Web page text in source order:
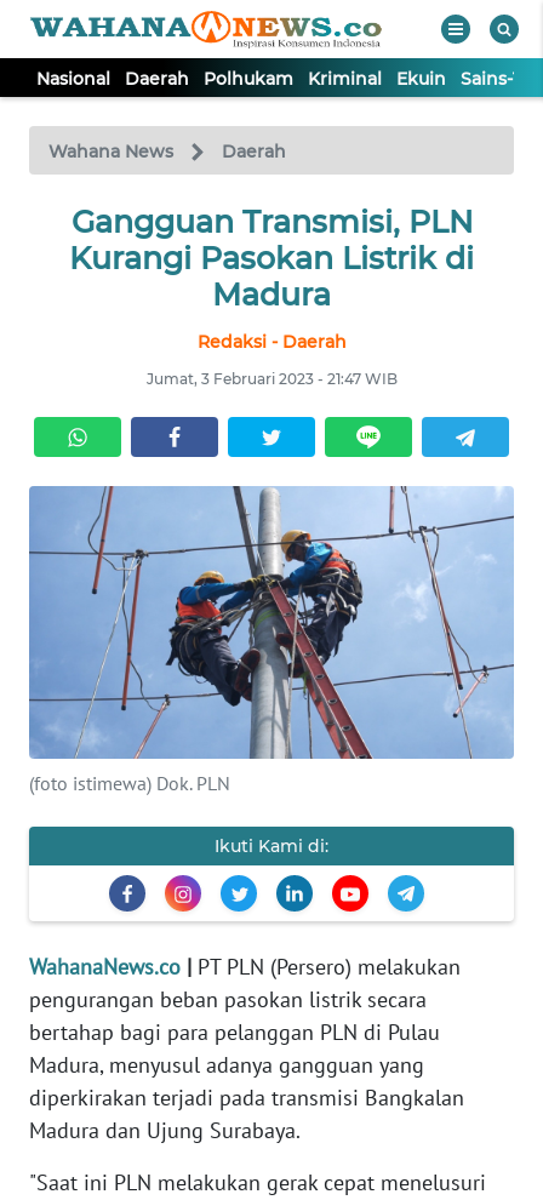
Nasional Daerah Polhukam Kriminal Ekuin Sains-
Wahana News Daerah
Gangguan Transmisi, PLN
Kurangi Pasokan Listrik di
Madura
Redaksi - Daerah
Jumat, 3 Februari 2023 - 21:47 WIB
(foto istimewa) Dok. PLN
Ikuti Kami di:
WahanaNews.co | PT PLN (Persero) melakukan
pengurangan beban pasokan listrik secara
bertahap bagi para pelanggan PLN di Pulau
Madura, menyusul adanya gangguan yang
diperkirakan terjadi pada transmisi Bangkalan
Madura dan Ujung Surabaya.
"Saat ini PLN melakukan gerak cepat menelusuri
TV
Tutup
NASIONAL
KRIMINAL
EKUIN
SAINS-TEKNO
KESEHATAN
INTERNASIONAL
SERBA-SERBI
PENDIDIKAN
OLAHRAGA
OPINI
EDITORIAL
Informasi
BERITA